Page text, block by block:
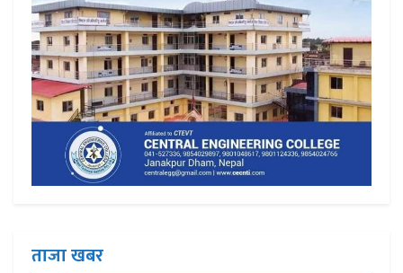
ताजा खबर